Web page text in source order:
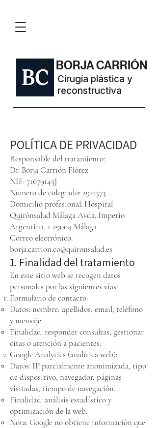
Dr. BORJA CARRIÓN
Cirugía plástica y
reconstructiva
POLÍTICA DE PRIVACIDAD
Responsable del tratamiento:
Dr. Borja Carrión Flórez
NIF: 71679145J
Número de colegiado:2911373
Domicilio profesional: Hospital
Quirónsalud Málaga Avda. Imperio
Argentina, 1 29004 Málaga
Correo electrónico:
borja.carrion.co@quironsalud.es
1. Finalidad del tratamiento
En este sitio web se recogen datos
personales por las siguientes vías:
Formulario de contacto:
Datos: nombre, apellidos, email, teléfono
y mensaje.
Finalidad: responder consultas, gestionar
citas o atención a pacientes.
Google Analytics (analítica web):
Datos: IP parcialmente anonimizada, tipo
de dispositivo, navegador, páginas
visitadas, tiempo de navegación.
Finalidad: análisis estadístico y
optimización de la web.
Nota: Google no obtiene información que